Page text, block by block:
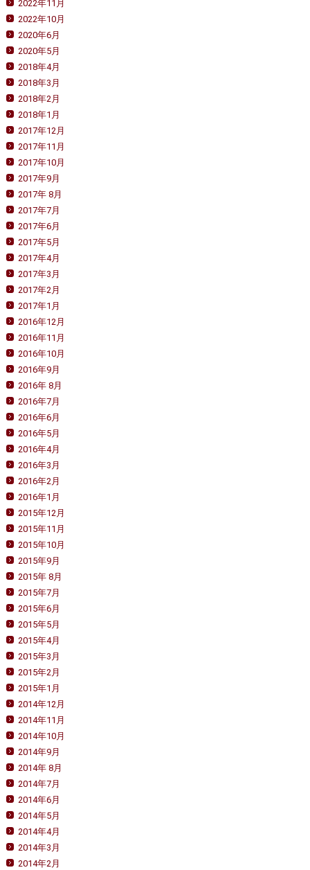
2022年11月
2022年10月
2020年6月
2020年5月
2018年4月
2018年3月
2018年2月
2018年1月
2017年12月
2017年11月
2017年10月
2017年9月
2017年 8月
2017年7月
2017年6月
2017年5月
2017年4月
2017年3月
2017年2月
2017年1月
2016年12月
2016年11月
2016年10月
2016年9月
2016年 8月
2016年7月
2016年6月
2016年5月
2016年4月
2016年3月
2016年2月
2016年1月
2015年12月
2015年11月
2015年10月
2015年9月
2015年 8月
2015年7月
2015年6月
2015年5月
2015年4月
2015年3月
2015年2月
2015年1月
2014年12月
2014年11月
2014年10月
2014年9月
2014年 8月
2014年7月
2014年6月
2014年5月
2014年4月
2014年3月
2014年2月